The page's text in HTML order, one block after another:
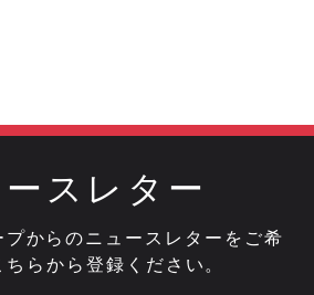
スレター
からのニュースレターをご希
らから登録ください。